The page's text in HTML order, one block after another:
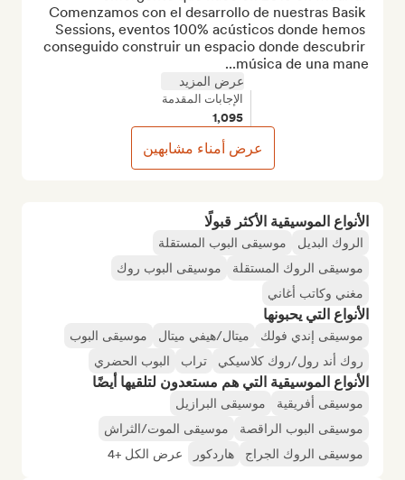
الأنواع الموسيقية الأكثر قبولًا
الروك البديل
موسيقى البوب المستقلة
موسيقى الروك المستقلة
موسيقى البوب روك
مغني وكاتب أغاني
الأنواع التي يحبونها
موسيقى إندي فولك ميتال/هيفي ميتال
موسيقى البوب
روك أند رول/روك كلاسيكي
تراب البوب الحضري
الأنواع الموسيقية التي هم مستعدون لتلقيها أيضًا
موسيقى أفريقية
موسيقى البرازيل
موسيقى البوب الراقصة
موسيقى الموت/الثراش
موسيقى الروك الجراج
هاردكور عرض الكل +4
Comenzamos con el desarrollo de nuestras Basik
Sessions, eventos 100% acústicos donde hemos
conseguido construir un espacio donde descubrir
música de una mane...
عرض المزيد
الإجابات المقدمة
1,095
عرض أمناء مشابهين